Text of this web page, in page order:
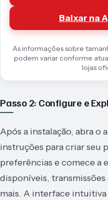
Baixar na
As informações sobre
podem variar conforme
lojas
Passo 2: Configure e
Após a instalação, abra o
instruções para criar seu
preferências e comece a
disponíveis,
mais. A interface intuitiva